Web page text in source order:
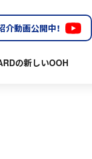
動画公開中！
の新しいOOH